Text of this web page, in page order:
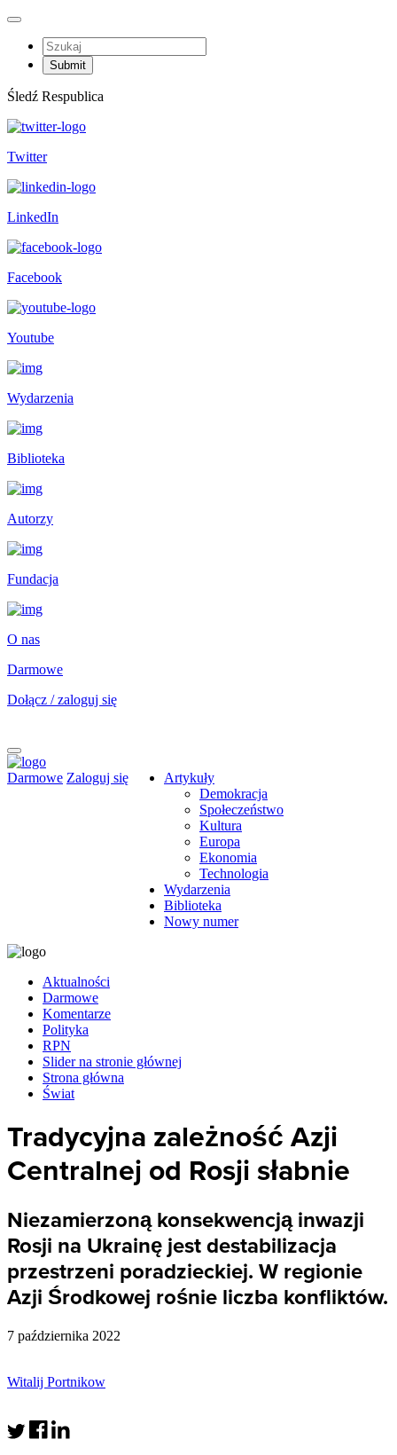
Śledź Respublica
Twitter
LinkedIn
Facebook
Youtube
Wydarzenia
Biblioteka
Autorzy
Fundacja
O nas
Darmowe
Dołącz / zaloguj się
Darmowe Zaloguj się
Artykuły
Demokracja
Społeczeństwo
Kultura
Europa
Ekonomia
Technologia
Wydarzenia
Biblioteka
Nowy numer
Aktualności
Darmowe
Komentarze
Polityka
RPN
Slider na stronie głównej
Strona główna
Świat
Tradycyjna zależność Azji
Centralnej od Rosji słabnie
Niezamierzoną konsekwencją inwazji
Rosji na Ukrainę jest destabilizacja
przestrzeni poradzieckiej. W regionie
Azji Środkowej rośnie liczba konfliktów.
7 października 2022
Witalij Portnikow